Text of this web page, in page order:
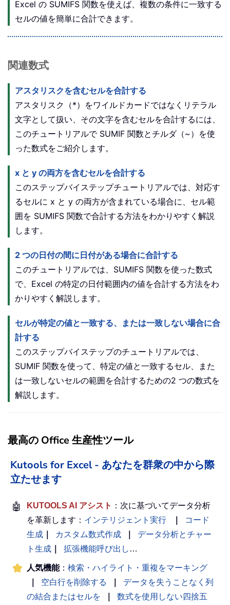
Excel の SUMIFS 関数を使えば、複数の条件に一致する
セルの値を簡単に合計できます。
関連数式
アスタリスクを含むセルを合計する
アスタリスク（*）をワイルドカードではなくリテラル
文字として扱い、その文字を含むセルを合計するには、
このチュートリアルで SUMIF 関数とチルダ（~）を使
った数式をご紹介します。
x と y の両方を含むセルを合計する
このステップバイステップチュートリアルでは、対応す
るセルに x と y の両方が含まれている場合に、セル範
囲を SUMIFS 関数で合計する方法をわかりやすく解説
します。
2 つの日付の間に日付がある場合に合計する
このチュートリアルでは、SUMIFS 関数を使った数式
で、Excel の特定の日付範囲内の値を合計する方法をわ
かりやすく解説します。
セルが特定の値と一致する、または一致しない場合に合
計する
このステップバイステップのチュートリアルでは、
SUMIF 関数を使って、特定の値と一致するセル、また
は一致しないセルの範囲を合計するための2 つの数式を
解説します。
最高の Office 生産性ツール
Kutools for Excel - あなたを群衆の中から際
立たせます
🤖 KUTOOLS AI アシスト ：次に基づいてデータ分析
を革新します： インテリジェント実行
コード
生成
カスタム数式作成
データ分析とチャー
ト生成
拡張機能呼び出し …
人気機能： 検索・ハイライト・重複をマーキング
空白行を削除する
データを失うことなく列
の結合またはセルを
数式を使用しない四捨五